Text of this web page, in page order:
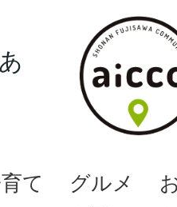
て グルメ